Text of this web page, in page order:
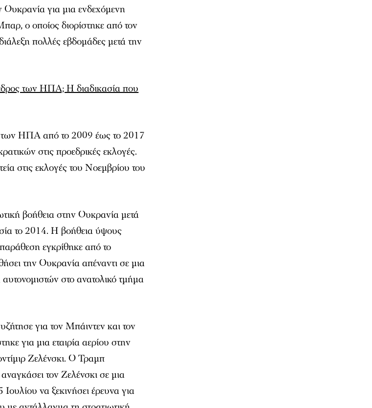
Ουκρανία για μια ενδεχόμενη
ο οποίος διορίστηκε από τον
πολλές εβδομάδες μετά την
των ΗΠΑ; Η διαδικασία που
των ΗΠΑ από το 2009 έως το 2017
στις προεδρικές εκλογές.
στις εκλογές του Νοεμβρίου του
βοήθεια στην Ουκρανία μετά
το 2014. Η βοήθεια ύψους
εγκρίθηκε από το
την Ουκρανία απέναντι σε μια
στο ανατολικό τμήμα
για τον Μπάιντεν και τον
για μια εταιρία αερίου στην
Ζελένσκι. Ο Τραμπ
τον Ζελένσκι σε μια
να ξεκινήσει έρευνα για